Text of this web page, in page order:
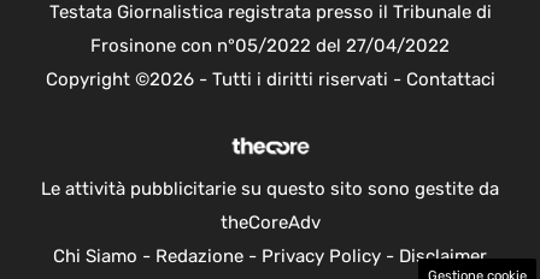
Testata Giornalistica registrata presso il Tribunale di
Frosinone con n°05/2022 del 27/04/2022
Copyright ©2026 - Tutti i diritti riservati - Contattaci
Le attività pubblicitarie su questo sito sono gestite da
theCoreAdv
Chi Siamo - Redazione - Privacy Policy - Disclaimer